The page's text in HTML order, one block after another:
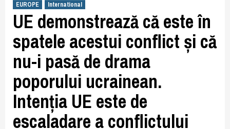
EUROPE International
UE demonstrează că este în
spatele acestui conflict și că
nu-i pasă de drama
poporului ucrainean.
Intenția UE este de
escaladare a conflictului